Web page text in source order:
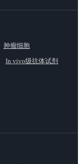
肿瘤细胞
In vivo级抗体试剂